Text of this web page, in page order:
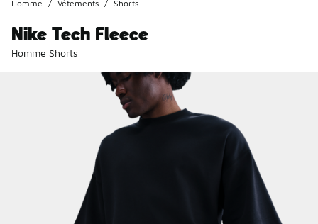
Homme / Vêtements / Shorts
Nike Tech Fleece
Homme Shorts